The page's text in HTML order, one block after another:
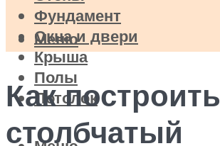
Фундамент
Окна и двери
Крыша
Полы
Потолок
Меню
Как построить
столбчатый